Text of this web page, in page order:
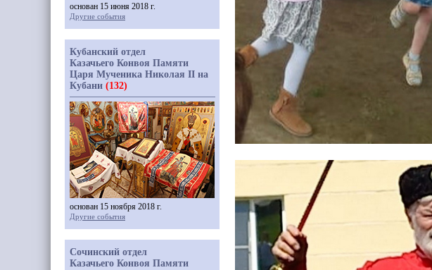
основан 15 июня 2018 г.
Другие события
Кубанский отдел
Казачьего Конвоя Памяти
Царя Мученика Николая II на
Кубани (132)
основан 15 ноября 2018 г.
Другие события
Сочинский отдел
Казачьего Конвоя Памяти